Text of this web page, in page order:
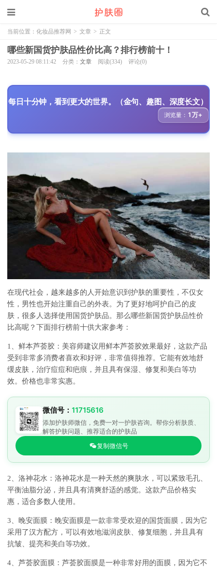
当前位置： 化妆品推荐网 > 文章 > 正文
哪些新国货护肤品性价比高？排行榜前十！
2023-05-29 08:11:42 分类： 文章 阅读(334) 评论(0)
每日十分钟，看到更大的世界。（金句、趣图、深度长文）
浏览量： 1万+
在现代社会，越来越多的人开始意识到护肤的重要性，不仅女
性，男性也开始注重自己的外表。为了更好地呵护自己的皮
肤，很多人选择使用国货护肤品。那么哪些新国货护肤品性价
比高呢？下面排行榜前十供大家参考：
1、鲜本芦荟胶：美容师建议用鲜本芦荟胶效果最好，这款产品
受到非常多消费者喜欢和好评，非常值得推荐。它能有效地舒
缓皮肤，治疗痘痘和疤痕，并且具有保湿、修复和美白等功
效。价格也非常实惠。
微信号： 11715616
添加护肤师微信，免费一对一护肤咨询。帮你分析肤质、
解答护肤问题、推荐适合的护肤品
复制微信号
2、洛神花水：洛神花水是一种天然的爽肤水，可以紧致毛孔、
平衡油脂分泌，并且具有清爽舒适的感觉。这款产品价格实
惠，适合多数人使用。
3、晚安面膜：晚安面膜是一款非常受欢迎的国货面膜，因为它
采用了汉方配方，可以有效地滋润皮肤、修复细胞，并且具有
抗皱、提亮和美白等功效。
4、芦荟胶面膜：芦荟胶面膜是一种非常好用的面膜，因为它不